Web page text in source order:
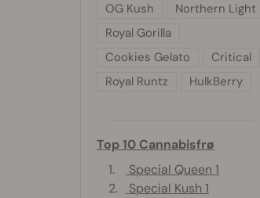
OG Kush
Northern Light
Royal Gorilla
Cookies Gelato
Critical
Royal Runtz
HulkBerry
Top 10 Cannabisfrø
1.
Special Queen 1
2.
Special Kush 1